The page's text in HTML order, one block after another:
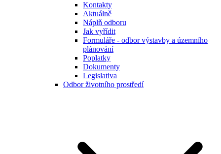
Kontakty
Aktuálně
Náplň odboru
Jak vyřídit
Formuláře - odbor výstavby a územního
plánování
Poplatky
Dokumenty
Legislativa
Odbor životního prostředí